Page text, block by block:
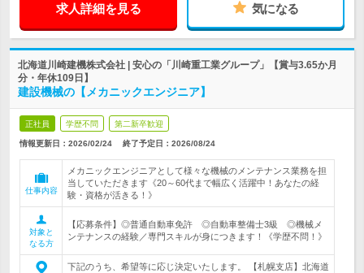
求人詳細を見る 気になる
北海道川崎建機株式会社 | 安心の「川崎重工業グループ」【賞与3.65か月
分・年休109日】
建設機械の【メカニックエンジニア】
正社員 学歴不問 第二新卒歓迎
情報更新日：2026/02/24 終了予定日： 2026/08/24
仕事内容
メカニックエンジニアとして様々な機械のメンテナンス業務を担
当していただきます《20～60代まで幅広く活躍中！あなたの経
験・資格が活きる！》
対象と
なる方
【応募条件】◎普通自動車免許 ◎自動車整備士3級 ◎機械メ
ンテナンスの経験／専門スキルが身につきます！《学歴不問！》
下記のうち、希望等に応じ決定いたします。 【札幌支店】北海道